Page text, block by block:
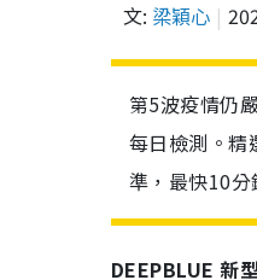
文: 梁穎心
第5波疫情仍
每日檢測。精
準，最快10分
DEEPBLUE 新